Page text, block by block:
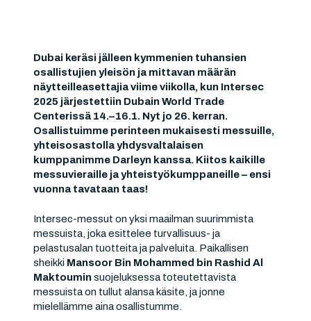
Dubai keräsi jälleen kymmenien tuhansien
osallistujien yleisön ja mittavan määrän
näytteilleasettajia viime viikolla, kun Intersec
2025 järjestettiin Dubain World Trade
Centerissä 14.–16.1. Nyt jo 26. kerran.
Osallistuimme perinteen mukaisesti messuille,
yhteisosastolla yhdysvaltalaisen
kumppanimme Darleyn kanssa. Kiitos kaikille
messuvieraille ja yhteistyökumppaneille – ensi
vuonna tavataan taas!
Intersec-messut on yksi maailman suurimmista
messuista, joka esittelee turvallisuus- ja
pelastusalan tuotteita ja palveluita. Paikallisen
sheikki Mansoor Bin Mohammed bin Rashid Al
Maktouminsuojeluksessa toteutettavista
messuista on tullut alansa käsite, ja jonne
mielellämme aina osallistumme.